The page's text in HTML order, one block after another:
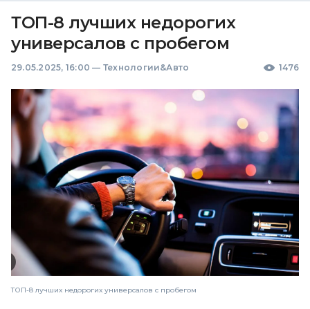
ТОП-8 лучших недорогих
универсалов с пробегом
29.05.2025, 16:00 — Технологии&Авто 1476
ТОП-8 лучших недорогих универсалов с пробегом